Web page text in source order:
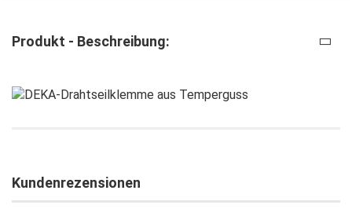
Produkt - Beschreibung:
Kundenrezensionen